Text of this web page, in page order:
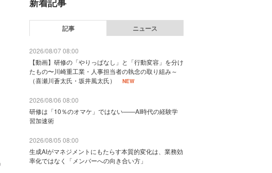
新着記事
記事 ニュース
2026/08/07 08:00
【動画】研修の「やりっぱなし」と「行動変容」を分け
たもの〜川崎重工業・人事担当者の執念の取り組み～
（喜瀬川蒼太氏・坂井風太氏）
NEW
2026/08/06 08:00
研修は「10％のオマケ」ではない——AI時代の経験学
習加速術
2026/08/05 08:00
生成AIがマネジメントにもたらす本質的変化は、業務効
率化ではなく「メンバーへの向き合い方」